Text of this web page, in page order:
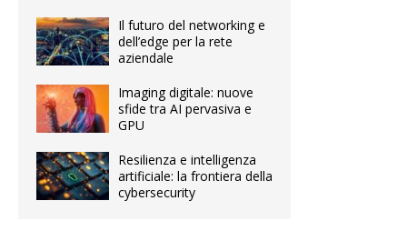
Il futuro del networking e
dell’edge per la rete
aziendale
Imaging digitale: nuove
sfide tra AI pervasiva e
GPU
Resilienza e intelligenza
artificiale: la frontiera della
cybersecurity